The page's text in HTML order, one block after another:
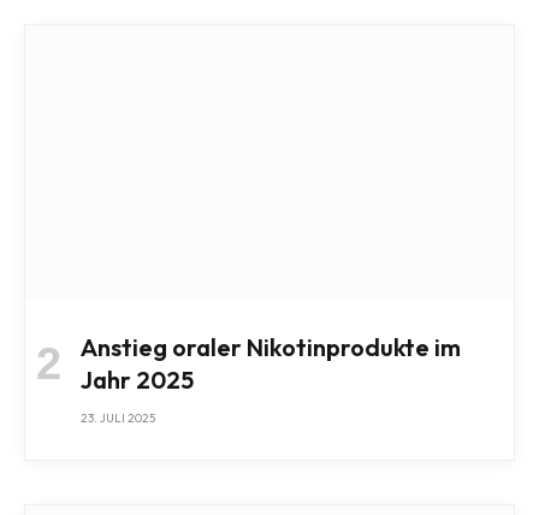
Anstieg oraler Nikotinprodukte im
Jahr 2025
23. JULI 2025